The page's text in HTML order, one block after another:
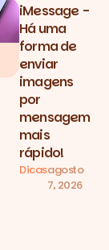
iMessage -
Há uma
forma de
enviar
imagens
por
mensagem
mais
rápido!
Dicasagosto
7, 2026